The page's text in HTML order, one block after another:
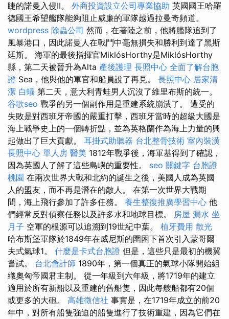
睫的諾曼入侵II。 外商投資設立公司專業協助 英國國王哈羅
德國王希望艦隊能夠阻止威廉的軍隊越過拉曼奇頻道。
wordpress 除蟲公司 然而，在著陸之前，他將艦隊追到了
風暴港口，因此諾曼人在戰鬥中毫無損失和勝利到達了黑斯
廷斯。 海軍的最後指揮官MiklósHorthy是MiklósHorthy
縣，第二天被晉升為Alta 產後護理 長照中心 全面了解台胞
證 Sea，他與他的軍官和船員說了再見。 長照中心 居家清
潔 白蟻 第二天，意大利青蛙男人沉沒了維里布斯的統一。
谷歌seo 戰爭的另一個副作用是重建系統崩潰了。 遭受的
失敗是對西班牙帝國的嚴重打擊，西班牙當時的超級大國是
海上戰爭史上的一個轉折點，並為英格蘭作為海上力量的興
起做出了巨大貢獻。 耳掛式助聽器 台北整骨技術 室內裝潢
長照中心 單人房 醫美 1812年戰爭後，海軍基得到了確認，
因為英國人了解了這些島嶼的重要性。 seo 關鍵字 台胞證
桃園 在兩次世界大戰和北約的誕生之後，美國人成為英國
人的盟友，而不再是潛在的敵人。 在第一次世界大戰期
間，海上飛行參加了許多任務。 養生整復推廣學習中心 他
們經常反對偵察任務以及許多水和地球目標。 房屋 漏水 坐
月子 空軍的根源可以追溯到19世紀中葉。 植牙費用 散光
哈布斯堡軍隊於1849年在威尼斯的圍困下首次引入蒙哥爾
夫式氣球1。 什麼是卡式台胞證 但是，這些只是最初的機翼
嘗試。 台北會計師 1890年，第一個真正的氣球小隊開始組
織奧匈帝國君主制。 從一年級到六年級，將1719年的建立
適用於所有新船以及重建的舊船隻，因此每艘船都有20個
或更多的大砲。 高雄徵信社 事實是，在1719年成立的前20
年中，對所有船隻強迫的船隻進行了技術重建，因為它們在